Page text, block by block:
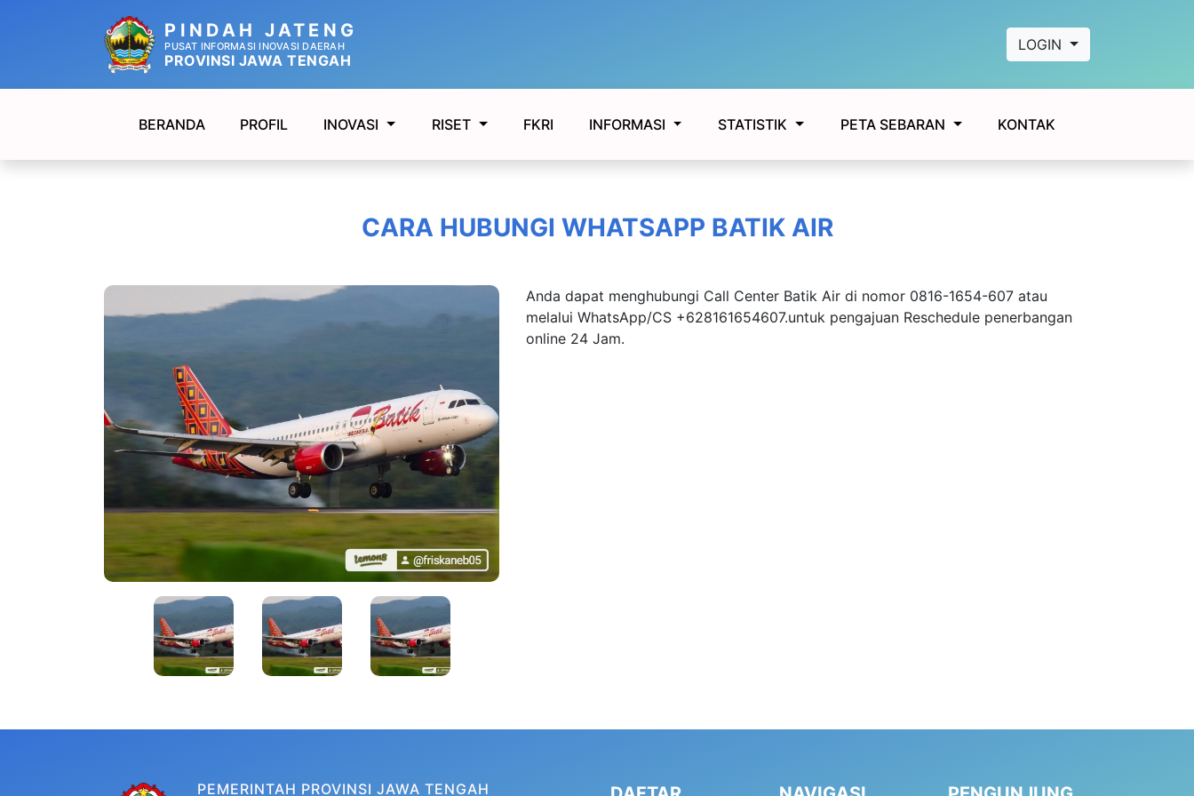
PINDAH JATENG
PUSAT INFORMASI INOVASI DAERAH
PROVINSI JAWA TENGAH
LOGIN
BERANDA PROFIL INOVASI RISET FKRI INFORMASI STATISTIK PETA SEBARAN KONTAK
CARA HUBUNGI WHATSAPP BATIK AIR
Anda dapat menghubungi Call Center Batik Air di nomor 0816-1654-607 atau
melalui WhatsApp/CS +628161654607.untuk pengajuan Reschedule penerbangan
online 24 Jam.
PEMERINTAH PROVINSI JAWA TENGAH